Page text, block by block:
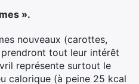
».
nouveaux (carottes,
tout leur intérêt
représente surtout le
calorique (à peine 25 kcal